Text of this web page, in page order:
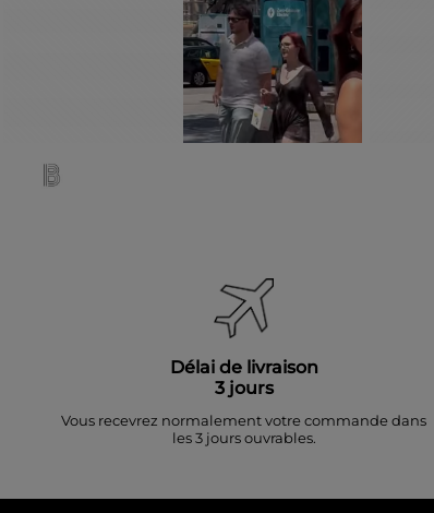
Délai de livraison
3 jours
Vous recevrez normalement votre commande dans
les 3 jours ouvrables.